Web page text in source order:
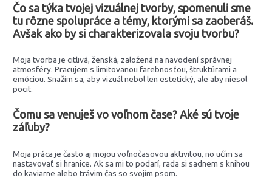
Čo sa týka tvojej vizuálnej tvorby, spomenuli sme
tu rôzne spolupráce a témy, ktorými sa zaoberáš.
Avšak ako by si charakterizovala svoju tvorbu?
Moja tvorba je citlivá, ženská, založená na navodení správnej
atmosféry. Pracujem s limitovanou farebnosťou, štruktúrami a
emóciou. Snažím sa, aby vizuál nebol len estetický, ale aby niesol
pocit.
Čomu sa venuješ vo voľnom čase? Aké sú tvoje
záľuby?
Moja práca je často aj mojou voľnočasovou aktivitou, no učím sa
nastavovať si hranice. Ak sa mi to podarí, rada si sadnem s knihou
do kaviarne alebo trávim čas so svojím psom.